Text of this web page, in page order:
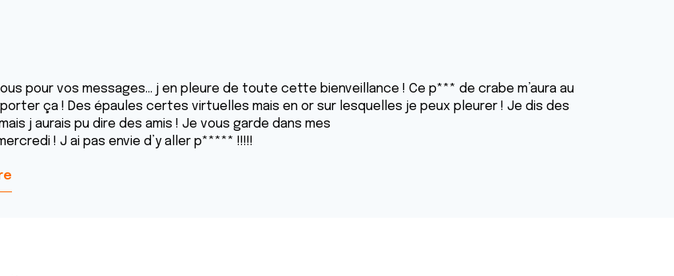
pour vos messages… j en pleure de toute cette bienveillance ! Ce p*** de crabe m’aura au
ça ! Des épaules certes virtuelles mais en or sur lesquelles je peux pleurer ! Je dis des
j aurais pu dire des amis ! Je vous garde dans mes
! J ai pas envie d’y aller p***** !!!!!